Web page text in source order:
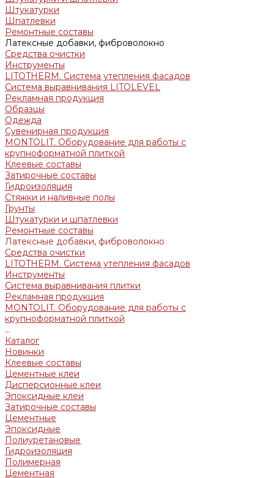
Штукатурки
Шпатлевки
Ремонтные составы
Латексные добавки, фиброволокно
Средства очистки
Инструменты
LITOTHERM. Система утепления фасадов
Система выравнивания LITOLEVEL
Рекламная продукция
Образцы
Одежда
Сувенирная продукция
MONTOLIT. Оборудование для работы с
крупноформатной плиткой
Клеевые составы
Затирочные составы
Гидроизоляция
Стяжки и наливные полы
Грунты
Штукатурки и шпатлевки
Ремонтные составы
Латексные добавки, фиброволокно
Средства очистки
LITOTHERM. Система утепления фасадов
Инструменты
Система выравнивания плитки
Рекламная продукция
MONTOLIT. Оборудование для работы с
крупноформатной плиткой
...
Каталог
Новинки
Клеевые составы
Цементные клеи
Дисперсионные клеи
Эпоксидные клеи
Затирочные составы
Цементные
Эпоксидные
Полиуретановые
Гидроизоляция
Полимерная
Цементная